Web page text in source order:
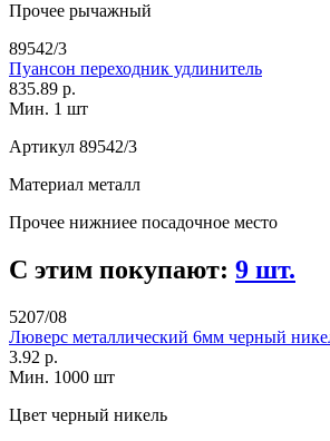
Прочее рычажный
89542/3
Пуансон переходник удлинитель
835.89 р.
Мин. 1 шт
Артикул 89542/3
Материал металл
Прочее нижниее посадочное место
С этим покупают: 9 шт.
5207/08
Люверс металлический 6мм черный
3.92 р.
Мин. 1000 шт
Цвет черный никель